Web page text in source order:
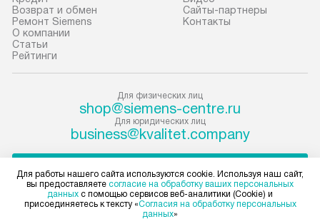
установки, пожалуйста,
предварительно согласуйте это
с менеджером. За данную услугу
взимается дополнительная плата.
они не позволяют пронести чего
через дверной проем,
то сотрудники транспортной
выступающие элементы, так как
в будущем это может привести
к отказу в проведении ремонта
и
а затем
к
по
установку не
Возврат и обмен
Ремонт Siemens
О компании
Статьи
Рейтинги
Сайты-партнеры
Контакты
Для физических лиц
shop@siemens-centre.ru
Для юридических лиц
business@kvalitet.company
Политика конфиденциальности
Для работы нашего сайта используются cookie. Используя наш сайт,
вы предоставляете согласие на обработку ваших персональных
данных с помощью сервисов веб-аналитики (Cookie) и
присоединяетесь к тексту «Согласия на обработку персональных
данных»